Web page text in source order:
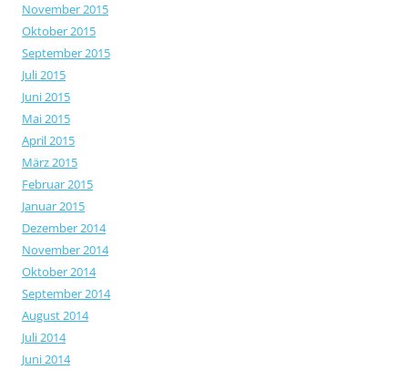
November 2015
Oktober 2015
September 2015
Juli 2015
Juni 2015
Mai 2015
April 2015
März 2015
Februar 2015
Januar 2015
Dezember 2014
November 2014
Oktober 2014
September 2014
August 2014
Juli 2014
Juni 2014